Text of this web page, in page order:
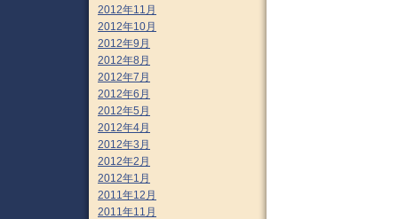
2012年11月
2012年10月
2012年9月
2012年8月
2012年7月
2012年6月
2012年5月
2012年4月
2012年3月
2012年2月
2012年1月
2011年12月
2011年11月